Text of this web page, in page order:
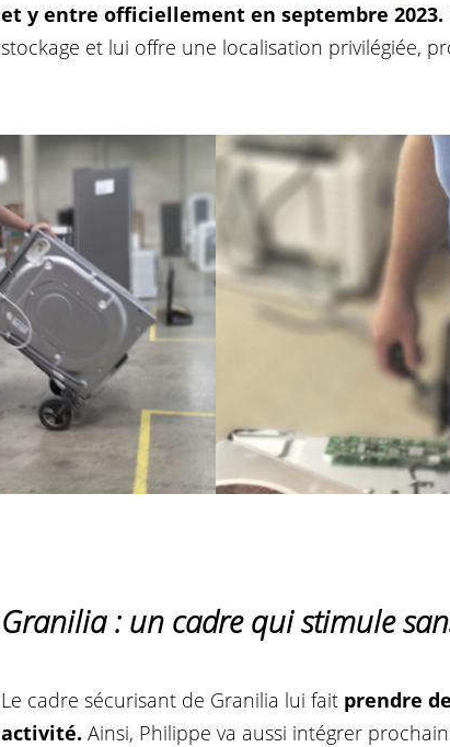
et y entre officiellement en septembre 2023.
stockage et lui offre une localisation privilégiée,
Granilia : un cadre qui stimule
Le cadre sécurisant de Granilia lui fait prendre
activité. Ainsi, Philippe va aussi intégrer